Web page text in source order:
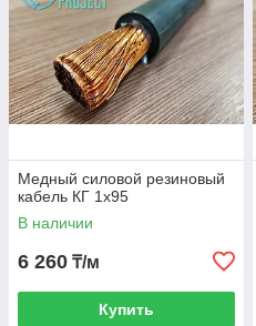
Медный силовой резиновый
кабель КГ 1х95
В наличии
6 260 ₸/м
Купить